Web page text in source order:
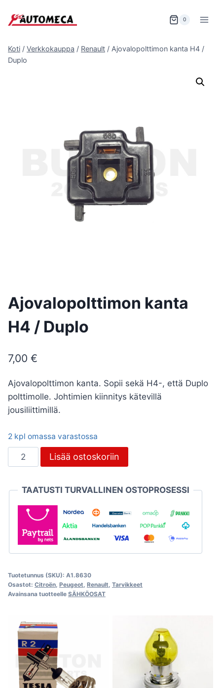
sisältöön
0
Koti / Verkkokauppa / Renault / Ajovalopolttimon kanta H4 /
Duplo
Ajovalopolttimon kanta
H4 / Duplo
7,00 €
Ajovalopolttimon kanta. Sopii sekä H4-, että Duplo
polttimolle. Johtimien kiinnitys kätevillä
jousiliittimillä.
2 kpl omassa varastossa
Ajovalopolttimon
kanta
/
Duplo
määrä
Lisää ostoskoriin
TAATUSTI TURVALLINEN OSTOPROSESSI
Tuotetunnus (SKU): A1.8630
Osastot: Citroën Peugeot Renault Tarvikkeet
Avainsana tuotteelle SÄHKÖOSAT